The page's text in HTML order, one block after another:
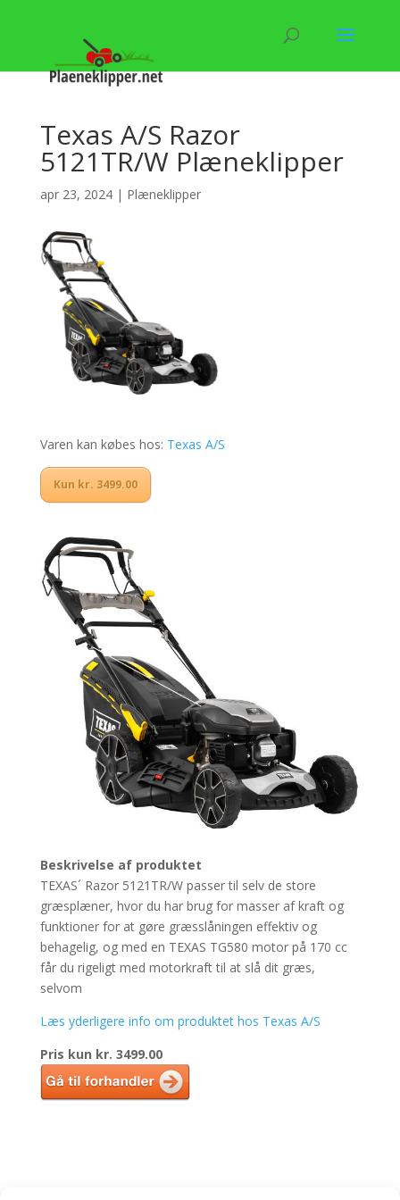
Texas A/S Razor
5121TR/W Plæneklipper
apr 23, 2024| Plæneklipper
Varen kan købes hos: Texas A/S
Kun kr. 3499.00
Beskrivelse af produktet
TEXAS´ Razor 5121TR/W passer til selv de store
græsplæner, hvor du har brug for masser af kraft og
funktioner for at gøre græsslåningen effektiv og
behagelig, og med en TEXAS TG580 motor på 170 cc
får du rigeligt med motorkraft til at slå dit græs,
selvom
Læs yderligere info om produktet hos Texas A/S
Pris kun kr. 3499.00